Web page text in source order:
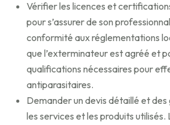
Vérifier les licences et
pour s’assurer de son
conformité aux réglementations
que l’exterminateur est agréé et
qualifications nécessaires pour
antiparasitaires.
Demander un devis détaillé et
les services et les produits utilisés.